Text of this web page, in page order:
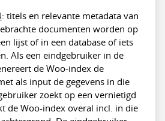
: titels en relevante metadata van
documenten worden op
lijst of in een database of iets
Als een eindgebruiker in de
de Woo-index de
als input de gegevens in die
zoekt op een vernietigd
de Woo-index overal incl. in die